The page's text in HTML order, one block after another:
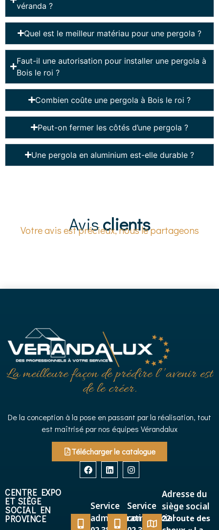
véranda ?
Quel est le meilleur matériau pour une pergola ?
Faut-il une autorisation pour installer une pergola à
Bois le roi ?
Combien coûte une pergola à Bois le roi ?
Peut-on fermer les côtés d’une pergola ?
Une pergola en aluminium est-elle durable ?
Avisclients
Votre avis est précieux, nous le partageons
La meilleure façon de prédire l’’avenir est
de le créer.
De la conception à la pose en passant par la réalisation, tout
est maîtrisé par nos équipes Vérandalux
Télécharger le catalogue
CENTRE EXPO
ET SIÈGE
SOCIAL EN
PROVINCE
Service
administratif
Service
commercial
Adresse du
siège social
22 route des